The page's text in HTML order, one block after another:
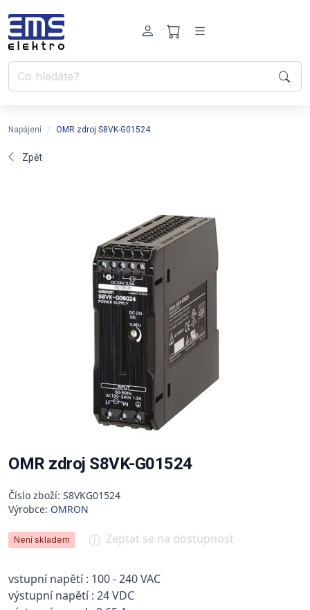
Napájení OMR zdroj S8VK-G01524
Zpět
OMR zdroj S8VK-G01524
Číslo zboží: S8VKG01524
Výrobce: OMRON
Není skladem Zeptat se na dostupnost
vstupní napětí : 100 - 240 VAC
výstupní napětí : 24 VDC